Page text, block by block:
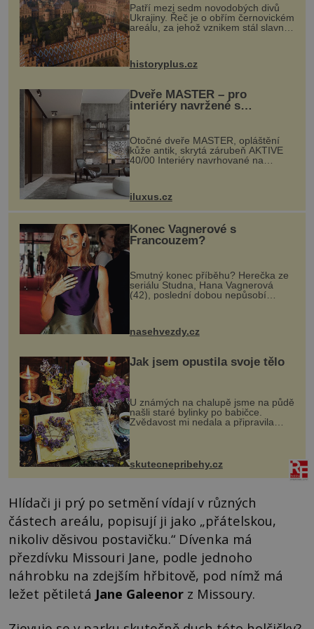
Patří mezi sedm novodobých divů
Ukrajiny. Řeč je o obřím černovickém
areálu, za jehož vznikem stál slavný
český architekt Josef Hlávka. Ten si
na něm dal mimořádně záležet. Jeho
stavební plány by při ...
historyplus.cz
Dveře MASTER – pro
interiéry navržené s
rozumem i vášní!
Otočné dveře MASTER, opláštění
kůže antik, skrytá zárubeň AKTIVE
40/00 Interiéry navrhované na
zakázku často vyžadují atypické
rozměry nejen nábytku, ale i
dnes umož...
iluxus.cz
Konec Vagnerové s
Francouzem?
Smutný konec příběhu? Herečka ze
seriálu Studna, Hana Vagnerová
(42), poslední dobou nepůsobí
nasehvezdy.cz
Jak jsem opustila svoje tělo
U známých na chalupě jsme na půdě
našli staré bylinky po babičce.
Zvědavost mi nedala a připravila
jsem si z nich lektvar… Zimní pobyt
na chalupě se pro mě vlastní vinou
změnil v děsivý zážitek, na kt...
skutecnepribehy.cz
Hlídači ji prý po setmění vídají v různých
částech areálu, popisují ji jako „přátelskou,
nikoliv děsivou postavičku.“ Dívenka má
přezdívku Missouri Jane, podle jednoho
náhrobku na zdejším hřbitově, pod nímž má
ležet pětiletá Jane Galeenor z Missoury.